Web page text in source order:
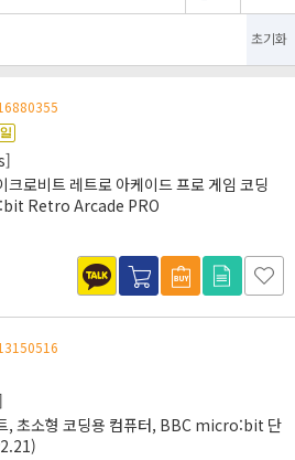
초기화
크로비트 레트로 아케이드 프로 게임 코딩
Retro Arcade PRO
, 초소형 코딩용 컴퓨터, BBC micro:bit 단